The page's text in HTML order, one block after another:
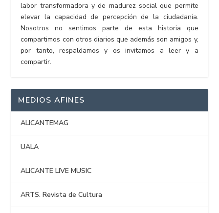
labor transformadora y de madurez social que permite
elevar la capacidad de percepción de la ciudadanía.
Nosotros no sentimos parte de esta historia que
compartimos con otros diarios que además son amigos y,
por tanto, respaldamos y os invitamos a leer y a
compartir.
MEDIOS AFINES
ALICANTEMAG
UALA
ALICANTE LIVE MUSIC
ARTS. Revista de Cultura